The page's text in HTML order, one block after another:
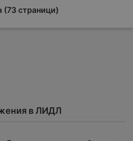
страници)
в ЛИДЛ